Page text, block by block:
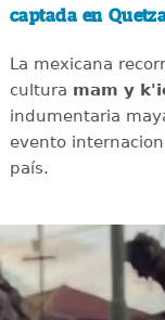
captada en
La mexicana
cultura mam y
indumentaria
evento
país.